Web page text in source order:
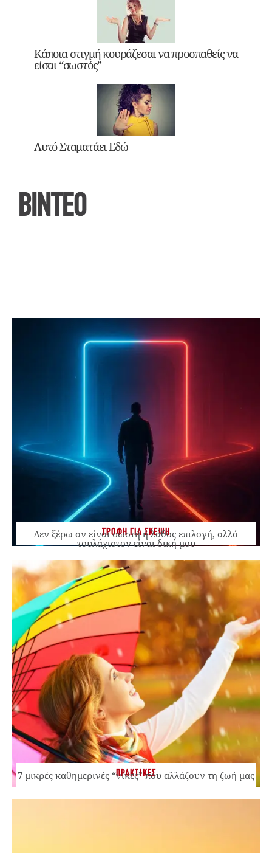
Κάποια στιγμή κουράζεσαι να προσπαθείς να
είσαι “σωστός”
Αυτό Σταματάει Εδώ
ΒΙΝΤΕΟ
ΤΡΟΦΗ ΓΙΑ ΣΚΕΨΗ
Δεν ξέρω αν είναι σωστή ή λάθος επιλογή, αλλά
τουλάχιστον είναι δική μου
ΠΡΑΚΤΙΚΕΣ
7 μικρές καθημερινές “νίκες” που αλλάζουν τη ζωή μας